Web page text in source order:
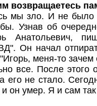
возвращаетесь
мы зло. И не было
Узнав об
Анатольевич,
Он начал
меня-то
все. После этого
не стало.
и он умер. Я и сам